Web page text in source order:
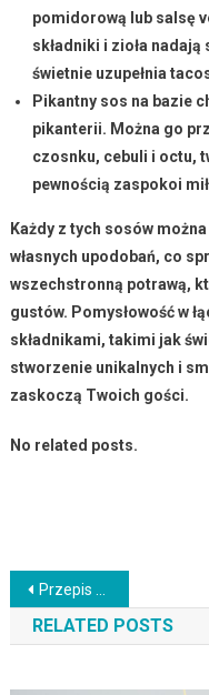
pomidorową lub salsę
składniki i zioła
świetnie uzupełnia
Pikantny sos na bazie
pikanterii. Można go
czosnku, cebuli i octu,
pewnością zaspokoi
Każdy z tych sosów
własnych upodobań, co
wszechstronną potrawą,
gustów. Pomysłowość w
składnikami, takimi jak
stworzenie unikalnych i
zaskoczą Twoich gości.
No related posts.
Nawigacja
wpisu
Przepis na pyszne domowe spaghetti z klopsikami w sosie pomidorowym
RELATED POSTS